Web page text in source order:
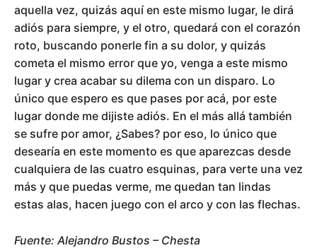
aquella vez, quizás aquí en este mismo lugar, le dirá
adiós para siempre, y el otro, quedará con el corazón
roto, buscando ponerle fin a su dolor, y quizás
cometa el mismo error que yo, venga a este mismo
lugar y crea acabar su dilema con un disparo. Lo
único que espero es que pases por acá, por este
lugar donde me dijiste adiós. En el más allá también
se sufre por amor, ¿Sabes? por eso, lo único que
desearía en este momento es que aparezcas desde
cualquiera de las cuatro esquinas, para verte una vez
más y que puedas verme, me quedan tan lindas
estas alas, hacen juego con el arco y con las flechas.
Fuente: Alejandro Bustos – Chesta